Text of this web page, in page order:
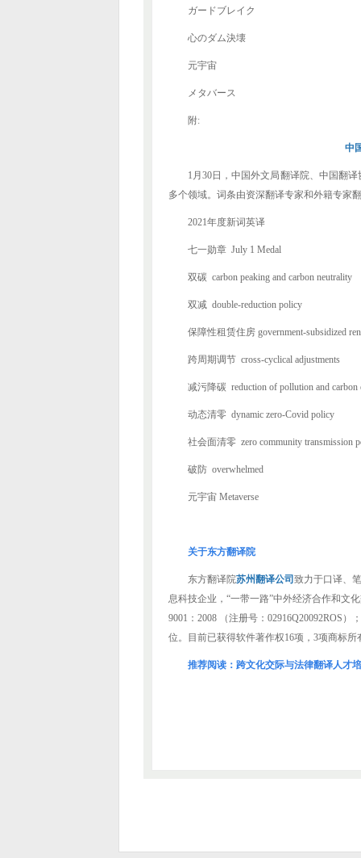
ガードブレイク
心のダム決壊
元宇宙
メタバース
附:
中
1月30日，中国外文局翻译院、中国翻
多个领域。词条由资深翻译专家和外籍专家
2021年度新词英译
七一勋章 July 1 Medal
双碳 carbon peaking and carbon neutrality
双减 double-reduction policy
保障性租赁住房 government-subsidized
跨周期调节 cross-cyclical adjustments
减污降碳 reduction of pollution and carbon
动态清零 dynamic zero-Covid policy
社会面清零 zero community transmission
破防 overwhelmed
元宇宙 Metaverse
关于东方翻译院
东方翻译院苏州翻译公司 致力于口译、
息科技企业，“一带一路”中外经济合作和文
9001：2008 （注册号：02916Q20092ROS
位。目前已获得软件著作权16项，3项商标所
推荐阅读： 跨文化交际与法律翻译人才